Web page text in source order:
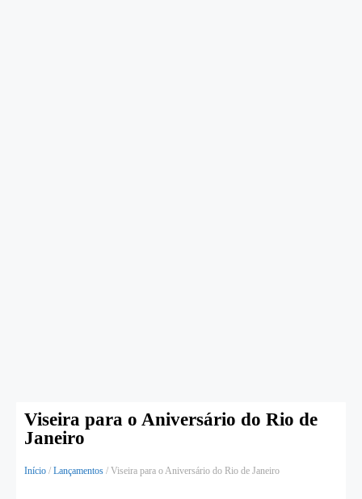
Viseira para o Aniversário do Rio de
Janeiro
Início / Lançamentos / Viseira para o Aniversário do Rio de Janeiro